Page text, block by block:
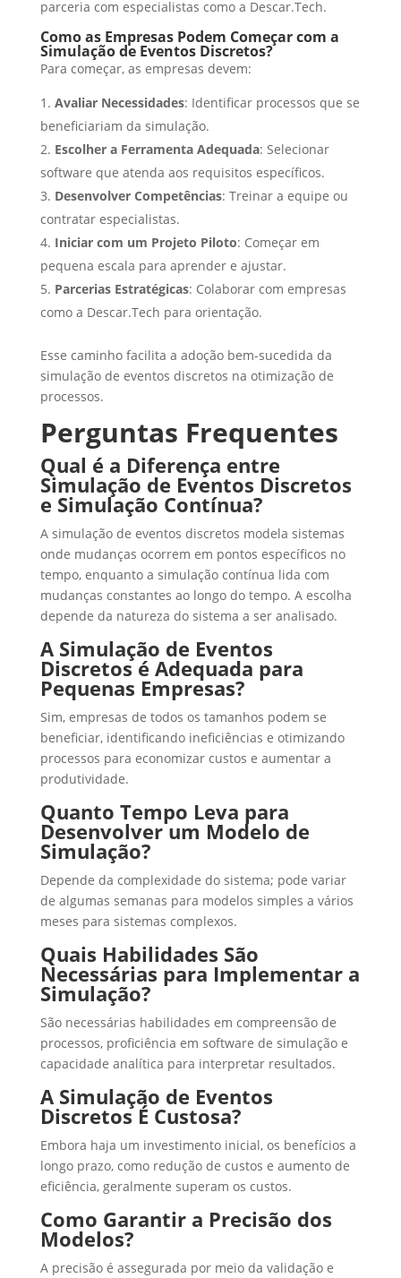
parceria com especialistas como a Descar.Tech.
Como as Empresas Podem Começar com a
Simulação de Eventos Discretos?
Para começar, as empresas devem:
Avaliar Necessidades: Identificar processos que se
beneficiariam da simulação.
Escolher a Ferramenta Adequada: Selecionar
software que atenda aos requisitos específicos.
Desenvolver Competências: Treinar a equipe ou
contratar especialistas.
Iniciar com um Projeto Piloto: Começar em
pequena escala para aprender e ajustar.
Parcerias Estratégicas: Colaborar com empresas
como a Descar.Tech para orientação.
Esse caminho facilita a adoção bem-sucedida da
simulação de eventos discretos na otimização de
processos.
Perguntas Frequentes
Qual é a Diferença entre
Simulação de Eventos Discretos
e Simulação Contínua?
A simulação de eventos discretos modela sistemas
onde mudanças ocorrem em pontos específicos no
tempo, enquanto a simulação contínua lida com
mudanças constantes ao longo do tempo. A escolha
depende da natureza do sistema a ser analisado.
A Simulação de Eventos
Discretos é Adequada para
Pequenas Empresas?
Sim, empresas de todos os tamanhos podem se
beneficiar, identificando ineficiências e otimizando
processos para economizar custos e aumentar a
produtividade.
Quanto Tempo Leva para
Desenvolver um Modelo de
Simulação?
Depende da complexidade do sistema; pode variar
de algumas semanas para modelos simples a vários
meses para sistemas complexos.
Quais Habilidades São
Necessárias para Implementar a
Simulação?
São necessárias habilidades em compreensão de
processos, proficiência em software de simulação e
capacidade analítica para interpretar resultados.
A Simulação de Eventos
Discretos É Custosa?
Embora haja um investimento inicial, os benefícios a
longo prazo, como redução de custos e aumento de
eficiência, geralmente superam os custos.
Como Garantir a Precisão dos
Modelos?
A precisão é assegurada por meio da validação e